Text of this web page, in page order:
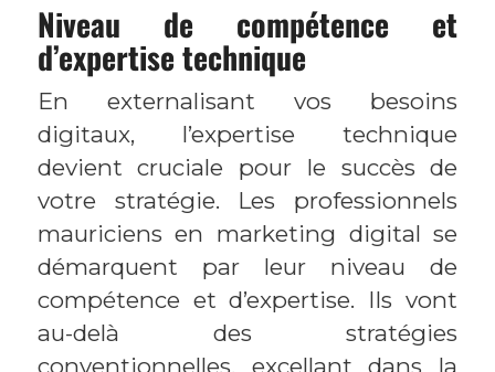
Niveau de compétence et
d’expertise technique
En externalisant vos besoins
digitaux, l’expertise technique
devient cruciale pour le succès de
votre stratégie. Les professionnels
mauriciens en marketing digital se
démarquent par leur niveau de
compétence et d’expertise. Ils vont
au-delà des stratégies
conventionnelles, excellant dans la